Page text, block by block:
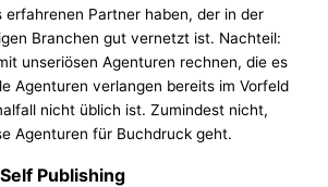
erfahrenen Partner haben, der in der
Branchen gut vernetzt ist. Nachteil:
unseriösen Agenturen rechnen, die es
Agenturen verlangen bereits im Vorfeld
nicht üblich ist. Zumindest nicht,
Agenturen für Buchdruck geht.
Publishing